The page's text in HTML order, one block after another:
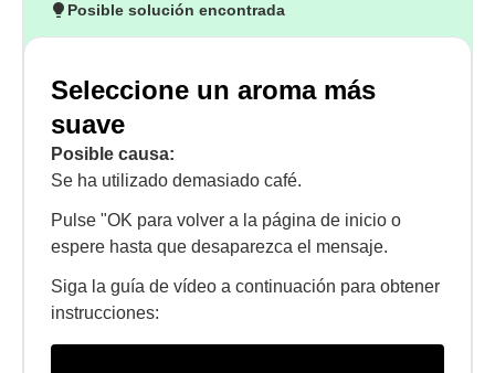
Posible solución encontrada
Seleccione un aroma más
suave
Posible causa:
Se ha utilizado demasiado café.
Pulse "OK para volver a la página de inicio o
espere hasta que desaparezca el mensaje.
Siga la guía de vídeo a continuación para obtener
instrucciones: